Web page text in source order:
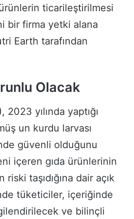
ticarileştirilmesi
bir firma yetki alana
Earth tarafından
Olacak
yılında yaptığı
un kurdu larvası
güvenli olduğunu
içeren gıda ürünlerinin
taşıdığına dair açık
tüketiciler, içeriğinde
ve bilinçli